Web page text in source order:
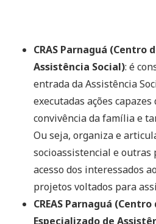
CRAS Parnaguá (Centro
Assistência Social): é
entrada da Assistência
executadas ações
convivência da família e
Ou seja, organiza e
socioassistencial e
acesso dos interessados
projetos voltados para
CREAS Parnaguá
Especializado de